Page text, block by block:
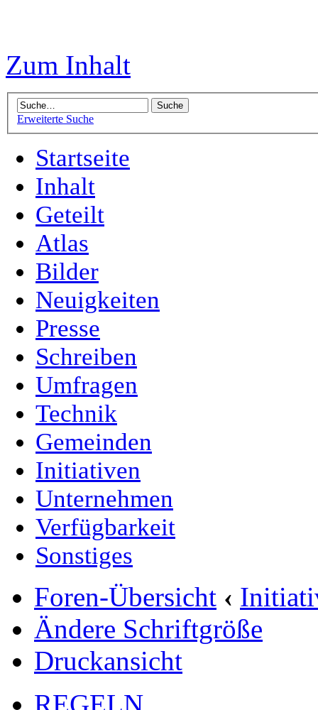
Zum Inhalt
Erweiterte Suche
Startseite
Inhalt
Geteilt
Atlas
Bilder
Neuigkeiten
Presse
Schreiben
Umfragen
Technik
Gemeinden
Initiativen
Unternehmen
Verfügbarkeit
Sonstiges
Foren-Übersicht ‹
Ändere Schriftgröße
Druckansicht